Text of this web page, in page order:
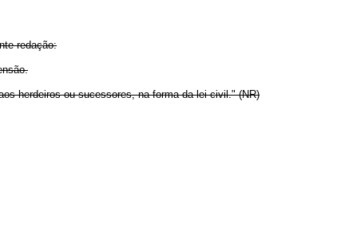
redação:
herdeiros ou sucessores, na forma da lei civil." (NR)